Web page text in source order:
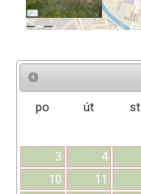
po út st
3
4
10
11